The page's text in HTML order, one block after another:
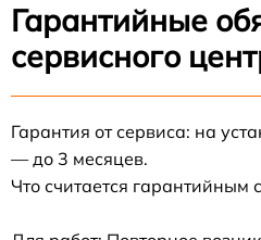
Гарантийные
сервисного
Гарантия от сервиса: на
— до 3 месяцев.
Что считается гарантийным